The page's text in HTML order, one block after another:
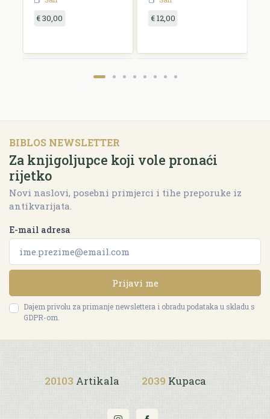
€ 30,00 € 12,00
BIBLOS NEWSLETTER
Za knjigoljupce koji vole pronaći
rijetko
Novi naslovi, posebni primjerci i tihe preporuke iz
antikvarijata.
E-mail adresa
Prijavi me
Dajem privolu za primanje newslettera i obradu podataka u skladu s
GDPR-om.
20103 Artikala 2039 Kupaca